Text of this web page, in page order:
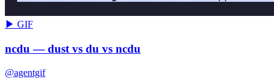
▶ GIF
ncdu — dust vs du vs ncdu
@agentgif